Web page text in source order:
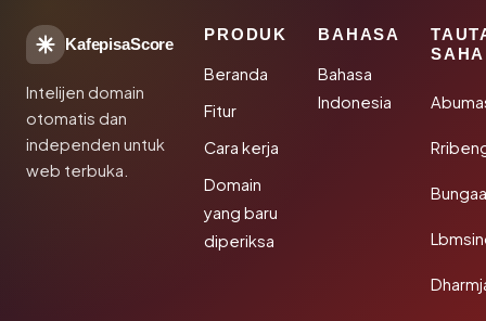
KafepisaScore
Intelijen domain
otomatis dan
independen untuk
web terbuka.
PRODUK
Beranda
Fitur
Cara kerja
Domain
yang baru
diperiksa
BAHASA
Bahasa
Indonesia